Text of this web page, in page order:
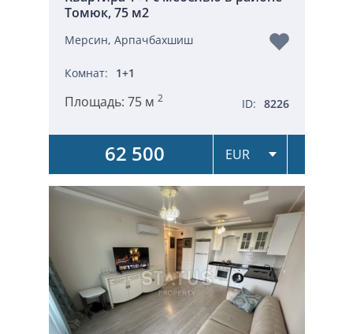
Томюк, 75 м2
Мерсин, Арпачбахшиш
Комнат: 1+1
Площадь: 75 м 2 ID: 8226
62 500